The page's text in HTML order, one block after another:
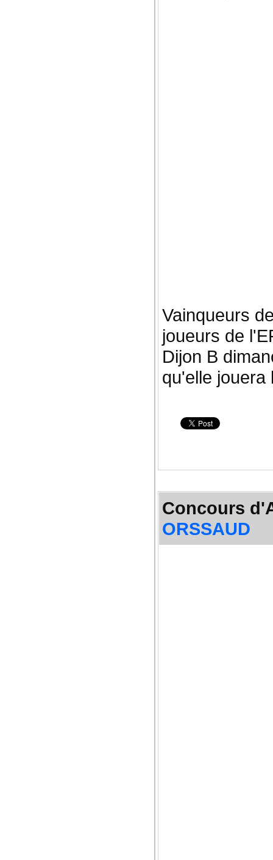
Vainqueurs
joueurs de
Dijon B
qu'elle jouera
Concours
ORSSAUD